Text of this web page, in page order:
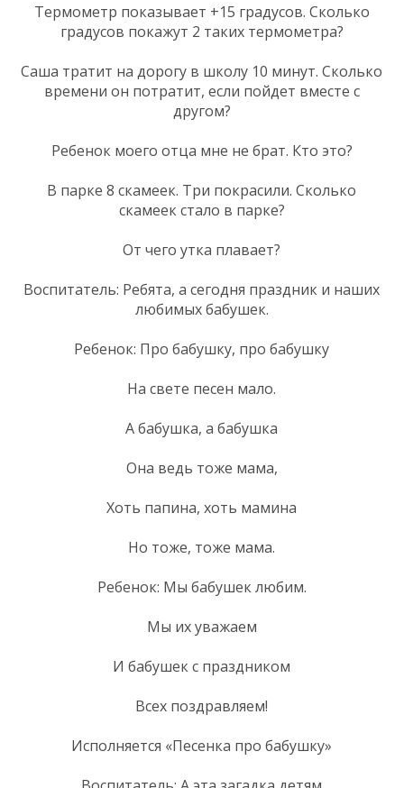
Термометр показывает +15 градусов. Сколько
градусов покажут 2 таких термометра?
Саша тратит на дорогу в школу 10 минут. Сколько
времени он потратит, если пойдет вместе с
другом?
Ребенок моего отца мне не брат. Кто это?
В парке 8 скамеек. Три покрасили. Сколько
скамеек стало в парке?
От чего утка плавает?
Воспитатель: Ребята, а сегодня праздник и наших
любимых бабушек.
Ребенок: Про бабушку, про бабушку
На свете песен мало.
А бабушка, а бабушка
Она ведь тоже мама,
Хоть папина, хоть мамина
Но тоже, тоже мама.
Ребенок: Мы бабушек любим.
Мы их уважаем
И бабушек с праздником
Всех поздравляем!
Исполняется «Песенка про бабушку»